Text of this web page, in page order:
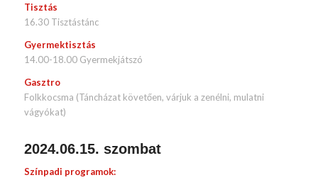
Tisztás
16.30 Tisztástánc
Gyermektisztás
14.00-18.00 Gyermekjátszó
Gasztro
Folkkocsma (Táncházat követően, várjuk a zenélni, mulatni
vágyókat)
2024.06.15. szombat
Színpadi programok: